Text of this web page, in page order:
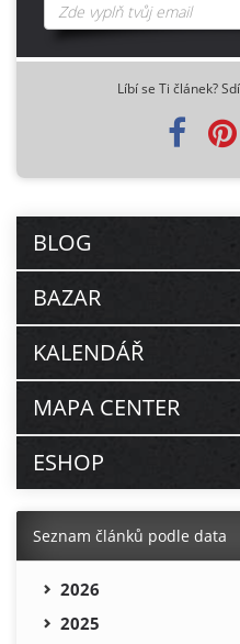
Líbí se Ti článek?
BLOG
BAZAR
KALENDÁŘ
MAPA CENTER
ESHOP
Seznam článků podle data
2026
2025